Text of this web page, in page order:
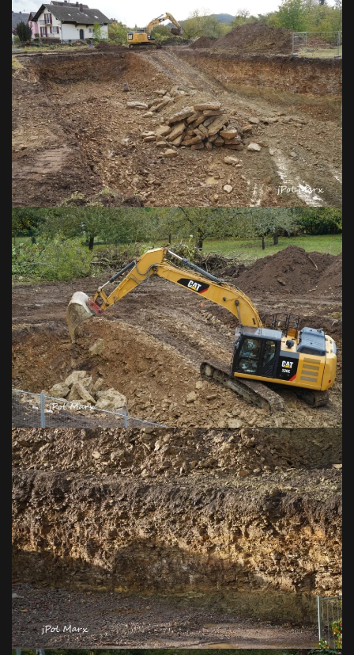
VOIR EN GRAND
VOIR EN GRAND
VOIR EN GRAND